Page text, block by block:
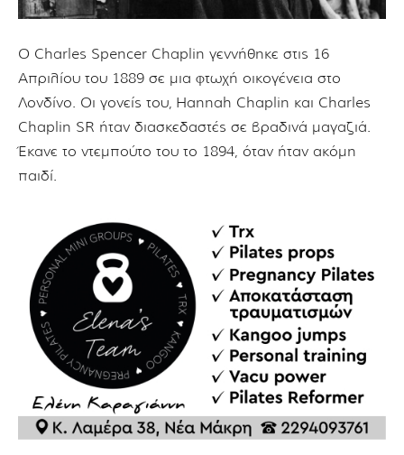
Ο Charles Spencer Chaplin γεννήθηκε στις 16
Απριλίου του 1889 σε μια φτωχή οικογένεια στο
Λονδίνο. Οι γονείς του, Hannah Chaplin και Charles
Chaplin SR ήταν διασκεδαστές σε βραδινά μαγαζιά.
Έκανε το ντεμπούτο του το 1894, όταν ήταν ακόμη
παιδί.